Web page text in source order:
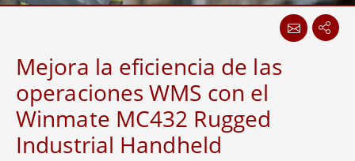
Mejora la eficiencia de las
operaciones WMS con el
Winmate MC432 Rugged
Industrial Handheld